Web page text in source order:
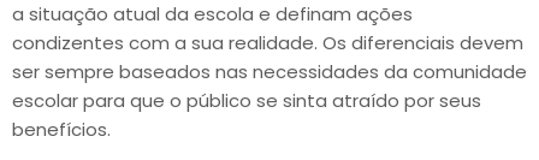
a situação atual da escola e definam ações
condizentes com a sua realidade. Os diferenciais devem
ser sempre baseados nas necessidades da comunidade
escolar para que o público se sinta atraído por seus
benefícios.